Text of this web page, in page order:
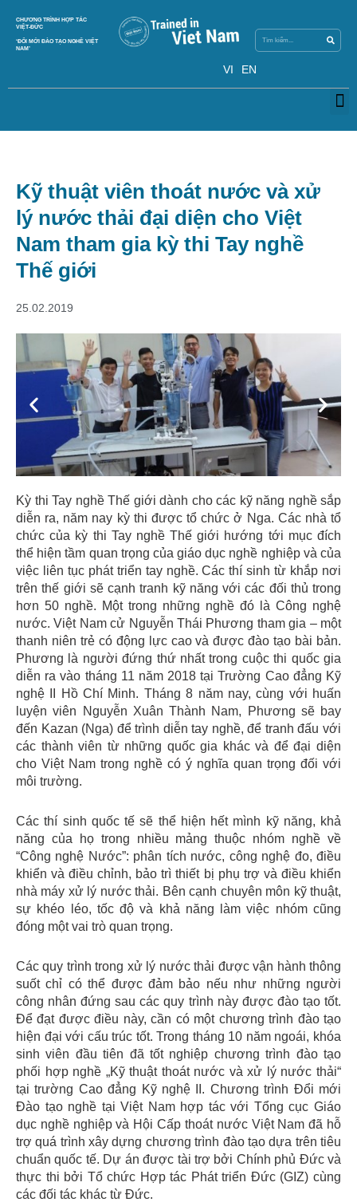
CHƯƠNG TRÌNH HỢP TÁC
VIỆT-ĐỨC
‘ĐỔI MỚI ĐÀO TẠO NGHỀ VIỆT
NAM’
VI EN
Kỹ thuật viên thoát nước và xử
lý nước thải đại diện cho Việt
Nam tham gia kỳ thi Tay nghề
Thế giới
25.02.2019
Previous Next
Kỳ thi Tay nghề Thế giới dành cho các kỹ năng nghề sắp
diễn ra, năm nay kỳ thi được tổ chức ở Nga. Các nhà tổ
chức của kỳ thi Tay nghề Thế giới hướng tới mục đích
thể hiện tầm quan trọng của giáo dục nghề nghiệp và của
việc liên tục phát triển tay nghề. Các thí sinh từ khắp nơi
trên thế giới sẽ cạnh tranh kỹ năng với các đối thủ trong
hơn 50 nghề. Một trong những nghề đó là Công nghệ
nước. Việt Nam cử Nguyễn Thái Phương tham gia – một
thanh niên trẻ có động lực cao và được đào tạo bài bản.
Phương là người đứng thứ nhất trong cuộc thi quốc gia
diễn ra vào tháng 11 năm 2018 tại Trường Cao đẳng Kỹ
nghệ II Hồ Chí Minh. Tháng 8 năm nay, cùng với huấn
luyện viên Nguyễn Xuân Thành Nam, Phương sẽ bay
đến Kazan (Nga) để trình diễn tay nghề, để tranh đấu với
các thành viên từ những quốc gia khác và để đại diện
cho Việt Nam trong nghề có ý nghĩa quan trọng đối với
môi trường.
Các thí sinh quốc tế sẽ thể hiện hết mình kỹ năng, khả
năng của họ trong nhiều mảng thuộc nhóm nghề về
“Công nghệ Nước”: phân tích nước, công nghệ đo, điều
khiển và điều chỉnh, bảo trì thiết bị phụ trợ và điều khiển
nhà máy xử lý nước thải. Bên cạnh chuyên môn kỹ thuật,
sự khéo léo, tốc độ và khả năng làm việc nhóm cũng
đóng một vai trò quan trọng.
Các quy trình trong xử lý nước thải được vận hành thông
suốt chỉ có thể được đảm bảo nếu như những người
công nhân đứng sau các quy trình này được đào tạo tốt.
Để đạt được điều này, cần có một chương trình đào tạo
hiện đại với cấu trúc tốt. Trong tháng 10 năm ngoái, khóa
sinh viên đầu tiên đã tốt nghiệp chương trình đào tạo
phối hợp nghề „Kỹ thuật thoát nước và xử lý nước thải“
tại trường Cao đẳng Kỹ nghệ II. Chương trình Đổi mới
Đào tạo nghề tại Việt Nam hợp tác với Tổng cục Giáo
dục nghề nghiệp và Hội Cấp thoát nước Việt Nam đã hỗ
trợ quá trình xây dựng chương trình đào tạo dựa trên tiêu
chuẩn quốc tế. Dự án được tài trợ bởi Chính phủ Đức và
thực thi bởi Tổ chức Hợp tác Phát triển Đức (GIZ) cùng
các đối tác khác từ Đức.